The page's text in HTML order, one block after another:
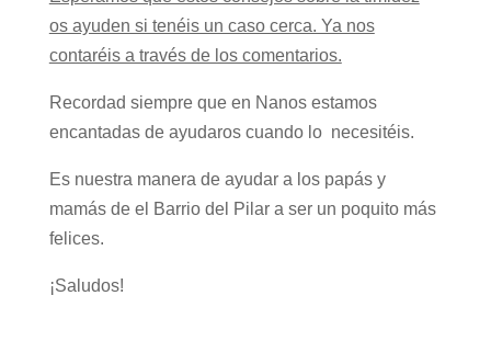
os ayuden si tenéis un caso cerca. Ya nos
contaréis a través de los comentarios.
Recordad siempre que en Nanos estamos
encantadas de ayudaros cuando lo necesitéis.
Es nuestra manera de ayudar a los papás y
mamás de el Barrio del Pilar a ser un poquito más
felices.
¡Saludos!